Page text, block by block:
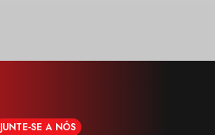
JUNTE-SE A NÓS